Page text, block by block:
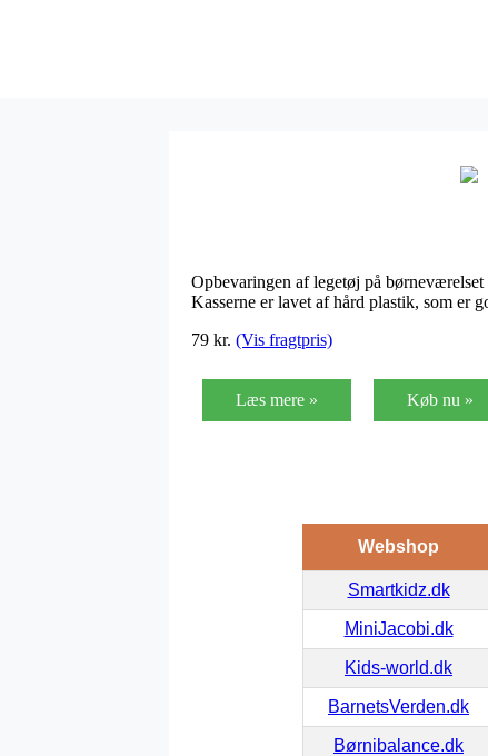
Opbevaringen af legetøj på
Kasserne er lavet af hård plastik, som er
79 kr. (Vis fragtpris)
Læs mere » Køb nu »
Webshop
Smartkidz.dk
MiniJacobi.dk
Kids-world.dk
BarnetsVerden.dk
Børnibalance.dk